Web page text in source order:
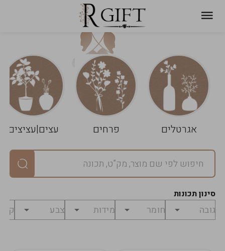
אגרטלים פרחים עצים|עציצים
סינון תכונות
עגלת
שלך
ניקוי
הסל
במארז
מחיר
לפני
₪0